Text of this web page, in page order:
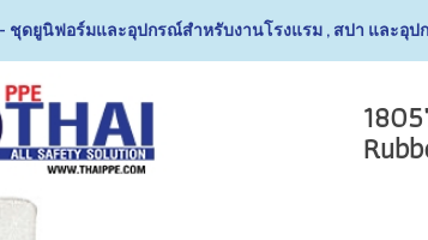
- ชุดยูนิฟอร์มและอุปกรณ์สำหรับงานโรงแรม , สปา และอุ